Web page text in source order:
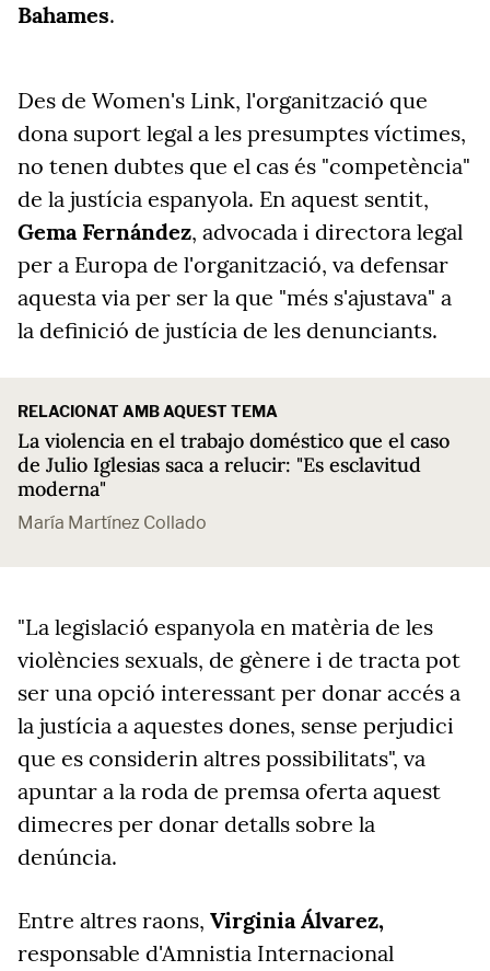
Bahames.
Des de Women's Link, l'organització que
dona suport legal a les presumptes víctimes,
no tenen dubtes que el cas és "competència"
de la justícia espanyola. En aquest sentit,
Gema Fernández, advocada i directora legal
per a Europa de l'organització, va defensar
aquesta via per ser la que "més s'ajustava" a
la definició de justícia de les denunciants.
RELACIONAT AMB AQUEST TEMA
La violencia en el trabajo doméstico que el caso
de Julio Iglesias saca a relucir: "Es esclavitud
moderna"
María Martínez Collado
"La legislació espanyola en matèria de les
violències sexuals, de gènere i de tracta pot
ser una opció interessant per donar accés a
la justícia a aquestes dones, sense perjudici
que es considerin altres possibilitats", va
apuntar a la roda de premsa oferta aquest
dimecres per donar detalls sobre la
denúncia.
Entre altres raons, Virginia Álvarez,
responsable d'Amnistia Internacional